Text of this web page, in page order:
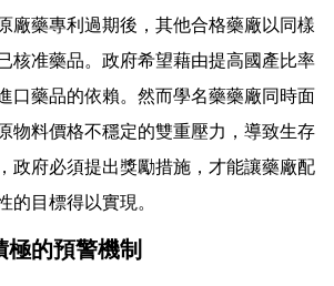
廠藥專利過期後，其他合格藥廠以同樣
核准藥品。政府希望藉由提高國產比率
口藥品的依賴。然而學名藥藥廠同時面
物料價格不穩定的雙重壓力，導致生存
政府必須提出獎勵措施，才能讓藥廠配
的目標得以實現。
的預警機制